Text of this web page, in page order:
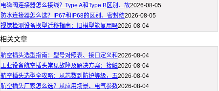
电磁阀连接器怎么接线？Type A和Type B区别、故2026-08-05
防水连接器怎么选？IP67和IP68的区别、密封结2026-08-05
视觉检测设备换型迁移指南：旧模型能复用吗2026-08-04
相关文章
航空插头选型指南：型号对照表、接口定义和2026-08-04
工业设备航空插头常见故障及解决方案：接触2026-08-04
航空插头选型全攻略：从芯数到防护等级，五2026-08-04
航空插头厂家怎么选？从应用场景、电气参数2026-08-04